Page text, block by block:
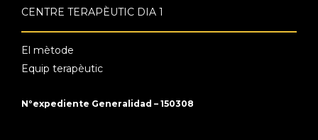
CENTRE TERAPÈUTIC DIA 1
El mètode
Equip terapèutic
Nºexpediente Generalidad – 150308